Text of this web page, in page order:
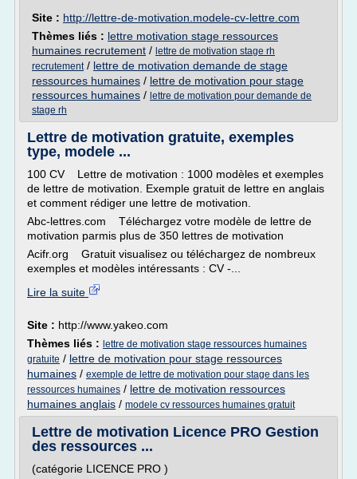
Site : http://lettre-de-motivation.modele-cv-lettre.com
Thèmes liés : lettre motivation stage ressources
humaines recrutement / lettre de motivation stage rh
recrutement/ lettre de motivation demande de stage
ressources humaines / lettre de motivation pour stage
ressources humaines / lettre de motivation pour demande de
stage rh
Lettre de motivation gratuite, exemples
type, modele ...
100 CV Lettre de motivation : 1000 modèles et exemples
de lettre de motivation. Exemple gratuit de lettre en anglais
et comment rédiger une lettre de motivation.
Abc-lettres.com Téléchargez votre modèle de lettre de
motivation parmis plus de 350 lettres de motivation
Acifr.org Gratuit visualisez ou téléchargez de nombreux
exemples et modèles intéressants : CV -...
Lire la suite
Site : http://www.yakeo.com
Thèmes liés : lettre de motivation stage ressources humaines
gratuite / lettre de motivation pour stage ressources
humaines / exemple de lettre de motivation pour stage dans les
ressources humaines / lettre de motivation ressources
humaines anglais / modele cv ressources humaines gratuit
Lettre de motivation Licence PRO Gestion
des ressources ...
(catégorie LICENCE PRO )